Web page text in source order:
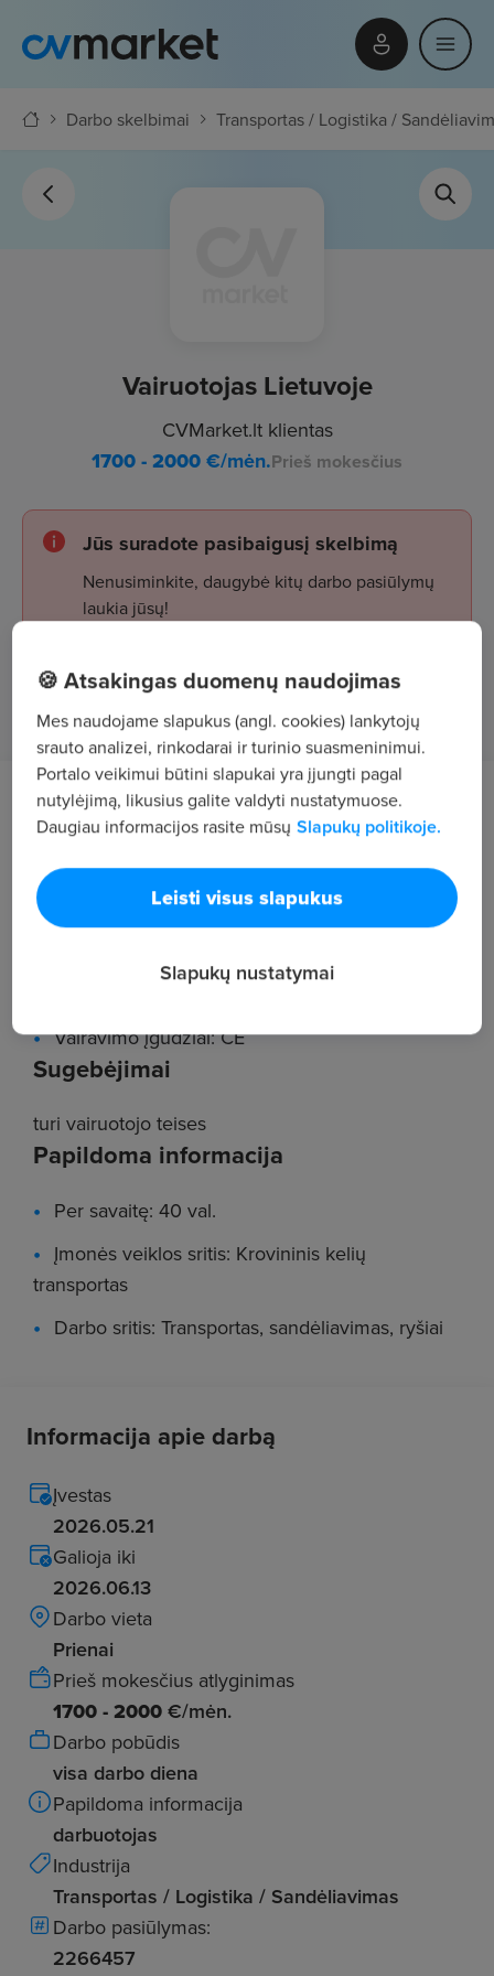
Darbo skelbimai Transportas / Logistika /
Vairuotojas Lietuvoje
CVMarket.lt klientas
1700 - 2000€/mėn.Prieš mokesčius
Jūs suradote pasibaigusį skelbimą
Nenusiminkite, daugybė kitų darbo pasiūlymų
laukia jūsų!
Žiūrėti skelbimus
Darbo aprašymas
Darbas su tentu Lietuvoje, galima apgyvendinti.
Reikalavimai
Darbo patirtis: Nebūtina
Vairavimo įgūdžiai: CE
Sugebėjimai
turi vairuotojo teises
Papildoma informacija
Per savaitę: 40 val.
Įmonės veiklos sritis: Krovininis kelių
transportas
Darbo sritis: Transportas, sandėliavimas, ryšiai
Informacija apie darbą
Įvestas
2026.05.21
Galioja iki
2026.06.13
Darbo vieta
Prienai
Prieš mokesčius atlyginimas
1700 - 2000 €/mėn.
Darbo pobūdis
visa darbo diena
Papildoma informacija
darbuotojas
Industrija
Transportas / Logistika / Sandėliavimas
Darbo pasiūlymas:
2266457
🍪 Atsakingas duomenų naudojimas
Mes naudojame slapukus (angl. cookies) lankytojų
srauto analizei, rinkodarai ir turinio suasmeninimui.
Portalo veikimui būtini slapukai yra įjungti pagal
nutylėjimą, likusius galite valdyti nustatymuose.
Daugiau informacijos rasite mūsų Slapukų politikoje.
Leisti visus slapukus
Slapukų nustatymai